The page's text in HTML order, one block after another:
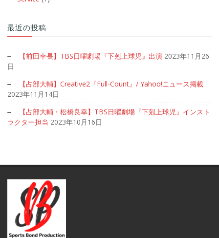
最近の投稿
【前田幸長】TBS日曜劇場『下剋上球児』出演 2023年11月26
日
【占部大輔】Creative2『Full-Count』/ Yahoo!ニュース掲載
2023年11月14日
【占部大輔・松橋良幸】TBS日曜劇場『下剋上球児』インスト
ラクター担当 2023年10月16日